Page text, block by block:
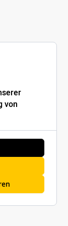
Düsen und
die
von